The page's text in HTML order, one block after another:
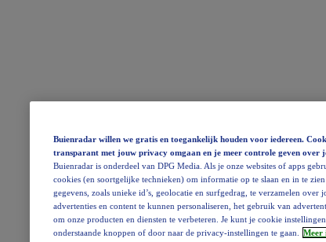
Buienradar willen we gratis en toegankelijk houden voor iedereen.
transparant met jouw privacy omgaan en je meer controle geven over
Buienradar is onderdeel van DPG Media. Als je onze websites of apps
cookies (en soortgelijke technieken) om informatie op te slaan en in te
gegevens, zoals unieke id’s, geolocatie en surfgedrag, te verzamelen
advertenties en content te kunnen personaliseren, het gebruik van
om onze producten en diensten te verbeteren. Je kunt je cookie
onderstaande knoppen of door naar de privacy-instellingen te gaan.
Meer